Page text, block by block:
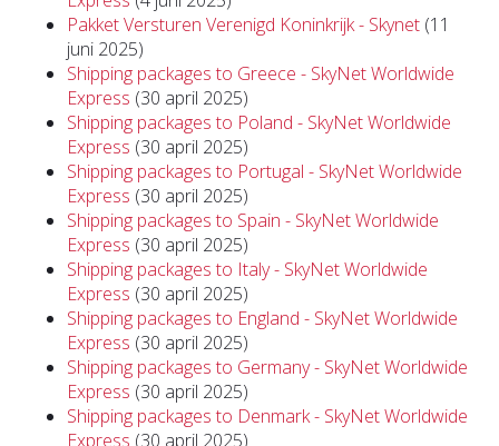
Pakket Versturen Verenigd Koninkrijk - Skynet (11
juni 2025)
Shipping packages to Greece - SkyNet Worldwide
Express (30 april 2025)
Shipping packages to Poland - SkyNet Worldwide
Express (30 april 2025)
Shipping packages to Portugal - SkyNet Worldwide
Express (30 april 2025)
Shipping packages to Spain - SkyNet Worldwide
Express (30 april 2025)
Shipping packages to Italy - SkyNet Worldwide
Express (30 april 2025)
Shipping packages to England - SkyNet Worldwide
Express (30 april 2025)
Shipping packages to Germany - SkyNet Worldwide
Express (30 april 2025)
Shipping packages to Denmark - SkyNet Worldwide
Express (30 april 2025)